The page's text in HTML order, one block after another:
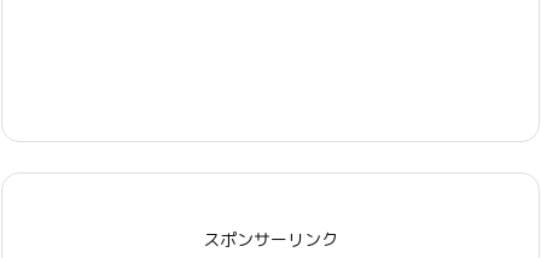
スポンサーリンク